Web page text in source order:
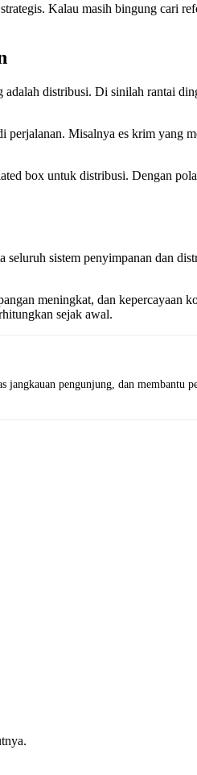
Kalau masih bingung cari
distribusi. Di sinilah rantai
Misalnya es krim yang
box untuk distribusi. Dengan
sistem penyimpanan dan
meningkat, dan
sejak awal.
pengunjung, dan membantu